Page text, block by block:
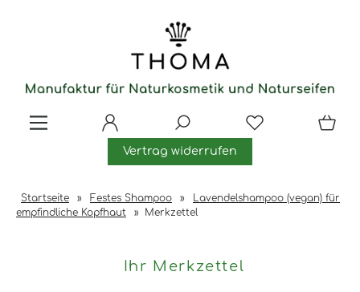
Vertrag widerrufen
Startseite » Festes Shampoo »
Lavendelshampoo (vegan) für
empfindliche Kopfhaut
» Merkzettel
Ihr Merkzettel